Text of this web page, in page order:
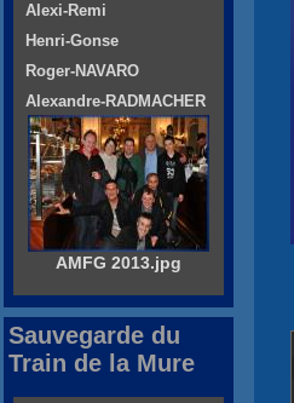
Alexi-Remi
Henri-Gonse
Roger-NAVARO
Alexandre-RADMACHER
AMFG 2013.jpg
Sauvegarde du
Train de la Mure